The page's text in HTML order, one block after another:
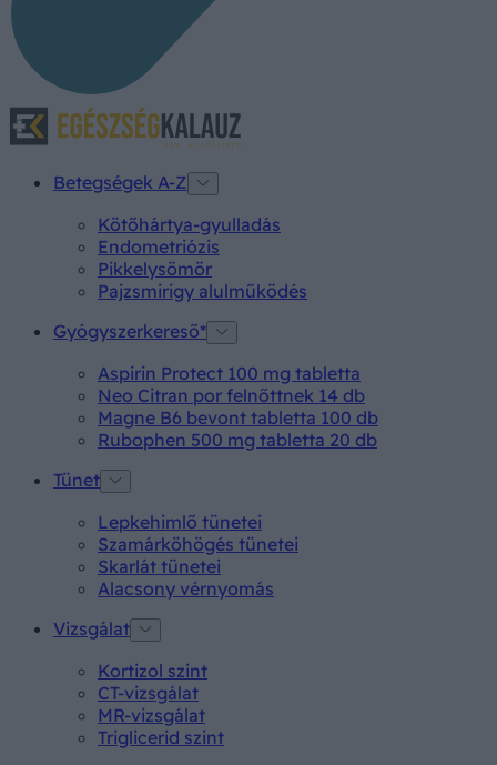
Betegségek A-Z
Kötőhártya-gyulladás
Endometriózis
Pikkelysömör
Pajzsmirigy alulműködés
Gyógyszerkereső*
Aspirin Protect 100 mg tabletta
Neo Citran por felnőttnek 14 db
Magne B6 bevont tabletta 100 db
Rubophen 500 mg tabletta 20 db
Tünet
Lepkehimlő tünetei
Szamárköhögés tünetei
Skarlát tünetei
Alacsony vérnyomás
Vizsgálat
Kortizol szint
CT-vizsgálat
MR-vizsgálat
Triglicerid szint